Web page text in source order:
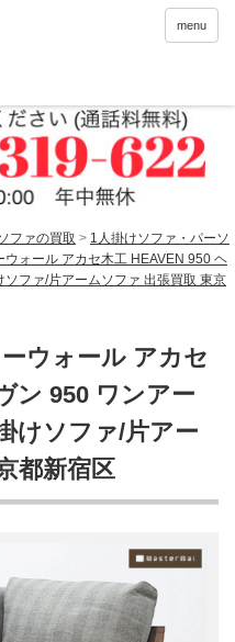
menu
ファの買取 > 1人掛けソファ・パーソ
ウォール アカセ木工 HEAVEN 950 ヘ
ファ/片アームソファ 出張買取 東京
ウォール アカセ
ン 950 ワンアー
けソファ/片アー
都新宿区